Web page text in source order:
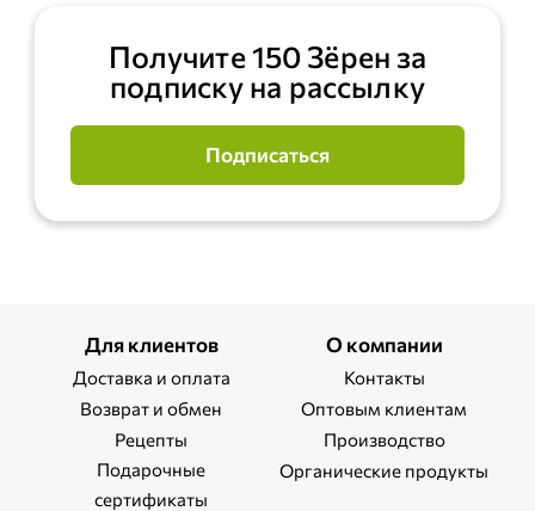
Получите 150 Зёрен за
подписку на рассылку
Подписаться
Для клиентов
Доставка и оплата
Возврат и обмен
Рецепты
Подарочные
сертификаты
О компании
Контакты
Оптовым клиентам
Производство
Органические продукты